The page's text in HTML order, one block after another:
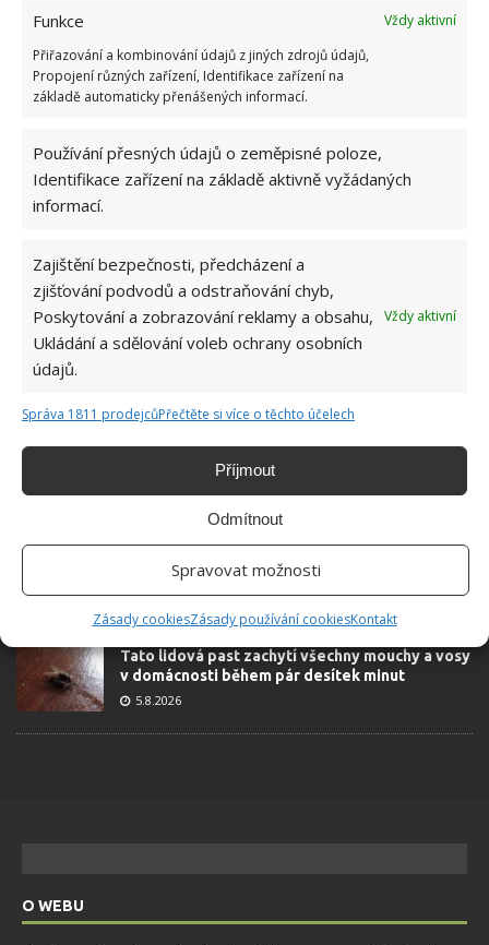
Funkce
Vždy aktivní
Přiřazování a kombinování údajů z jiných zdrojů údajů,
Propojení různých zařízení, Identifikace zařízení na
základě automaticky přenášených informací.
Používání přesných údajů o zeměpisné poloze,
Identifikace zařízení na základě aktivně vyžádaných
informací.
Zajištění bezpečnosti, předcházení a
zjišťování podvodů a odstraňování chyb,
Poskytování a zobrazování reklamy a obsahu,
Ukládání a sdělování voleb ochrany osobních
údajů.
Vždy aktivní
Správa 1811 prodejcůPřečtěte si více o těchto účelech
Příjmout
Odmítnout
Spravovat možnosti
Zásady cookiesZásady používání cookiesKontakt
Test znalostí o každodenní realitě za
dobrý přehled
23.6.2026
Retro kvíz o oblíbených autech v dobách
socialismu: Tehdejší řidiči musí získat 10 z 10
ŽHAVÉ NOVINKY
Vaše okurky zůstanou čerstvé i měsíc po sklizni
Na mastnou vodu v bazénu platí tato geniálně
jednoduchá finta, díky které ušetříte za drahou
5.8.2026
Tato lidová past zachytí všechny mouchy a vosy
v domácnosti během pár desítek minut
5.8.2026
O WEBU